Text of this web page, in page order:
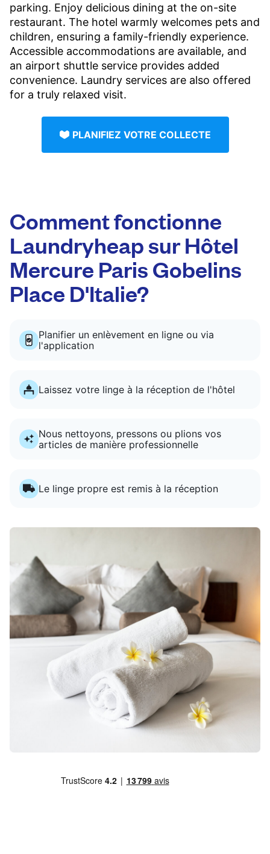
parking. Enjoy delicious dining at the on-site
restaurant. The hotel warmly welcomes pets and
children, ensuring a family-friendly experience.
Accessible accommodations are available, and
an airport shuttle service provides added
convenience. Laundry services are also offered
for a truly relaxed visit.
PLANIFIEZ VOTRE COLLECTE
Comment fonctionne
Laundryheap sur Hôtel
Mercure Paris Gobelins
Place D'Italie?
Planifier un enlèvement en ligne ou via
l'application
Laissez votre linge à la réception de l'hôtel
Nous nettoyons, pressons ou plions vos
articles de manière professionnelle
Le linge propre est remis à la réception